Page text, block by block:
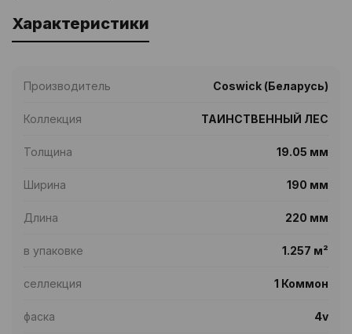
Характеристики
Производитель Coswick (Беларусь)
Коллекция ТАИНСТВЕННЫЙ ЛЕС
Толщина 19.05 мм
Ширина 190 мм
Длина 220 мм
в упаковке 1.257 м²
селлекция 1 Коммон
фаска 4v